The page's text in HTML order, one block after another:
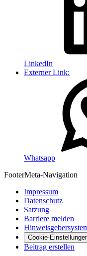
LinkedIn
Externer Link:
Whatsapp
FooterMeta-Navigation
Impressum
Datenschutz
Satzung
Barriere melden
Cookie-
Beitrag erstellen